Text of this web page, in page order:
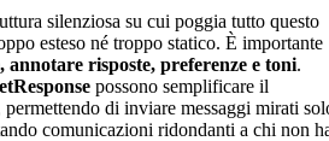
silenziosa su cui poggia tutto questo
esteso né troppo statico. È importante
risposte, preferenze e toni.
possono semplificare il
permettendo di inviare messaggi mirati
comunicazioni ridondanti a chi non